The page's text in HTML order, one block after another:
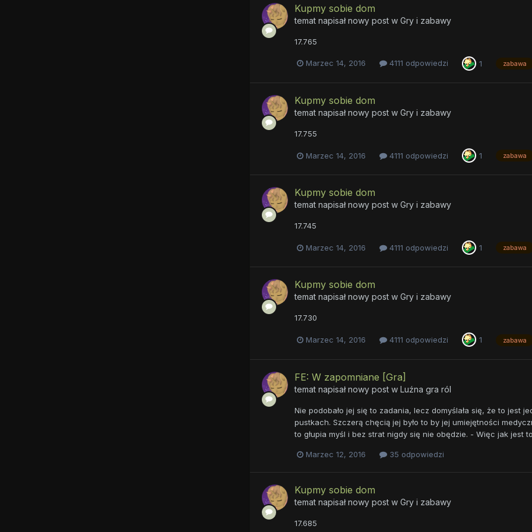
Kupmy sobie dom
temat napisał nowy post w Gry i zabawy
17.765
Marzec 14, 2016 4111 odpowiedzi 1 zabawa
Kupmy sobie dom
temat napisał nowy post w Gry i zabawy
17.755
Marzec 14, 2016 4111 odpowiedzi 1 zabawa
Kupmy sobie dom
temat napisał nowy post w Gry i zabawy
17.745
Marzec 14, 2016 4111 odpowiedzi 1 zabawa
Kupmy sobie dom
temat napisał nowy post w Gry i zabawy
17.730
Marzec 14, 2016 4111 odpowiedzi 1 zabawa
FE: W zapomniane [Gra]
temat napisał nowy post w Luźna gra ról
Nie podobało jej się to zadania, lecz domyślała się, że to jest
pustkach. Szczerą chęcią jej było to by jej umiejętności
to głupia myśl i bez strat nigdy się nie obędzie. - Więc jak jest
Marzec 12, 2016 35 odpowiedzi
Kupmy sobie dom
temat napisał nowy post w Gry i zabawy
17.685